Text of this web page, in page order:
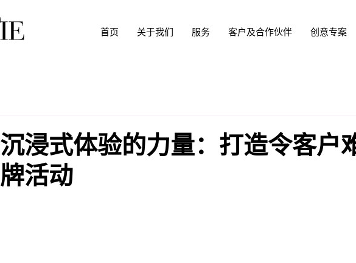
首页 关于我们 服务 客户及合作伙伴 创意专案
沉浸式体验的力量：打造令客户
牌活动